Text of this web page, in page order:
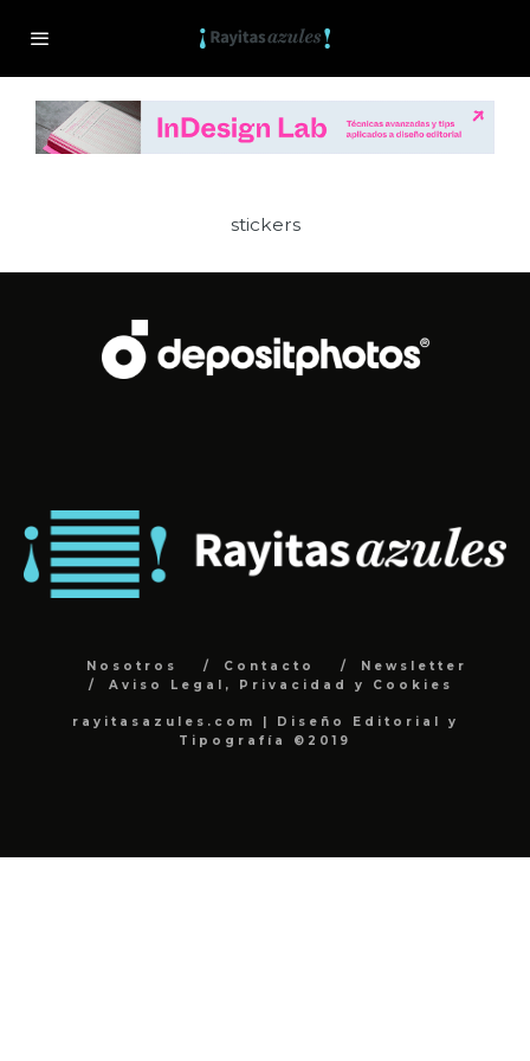
stickers
Nosotros Contacto
Newsletter
Aviso Legal, Privacidad y Cookies
rayitasazules.com | Diseño Editorial y
Tipografía ©2019